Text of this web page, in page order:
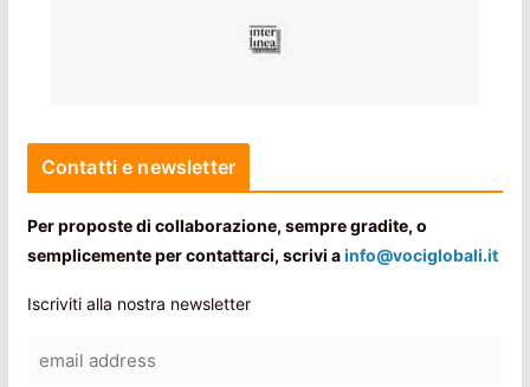
Contatti e newsletter
Per proposte di collaborazione, sempre gradite, o
semplicemente per contattarci, scrivi ainfo@vociglobali.it
Iscriviti alla nostra newsletter